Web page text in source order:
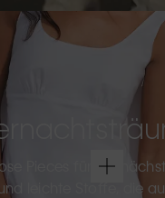
Pieces für die
leichte Stoffe, die